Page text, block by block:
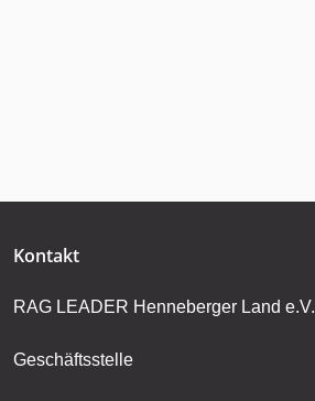
Kontakt
RAG LEADER Henneberger Land e.V.
Geschäftsstelle